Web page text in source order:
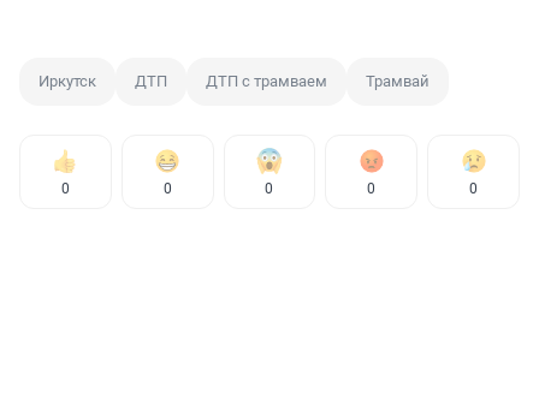
Иркутск ДТП ДТП с трамваем Трамвай
0 0 0 0 0